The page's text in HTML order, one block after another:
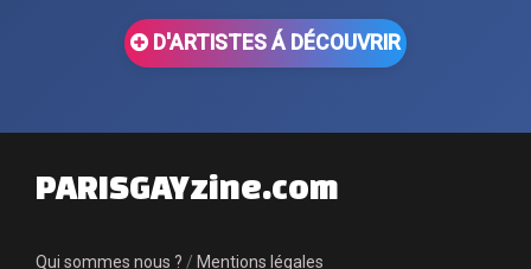
D'ARTISTES Á DÉCOUVRIR
PARISGAYzine.com
Qui sommes nous ? / Mentions légales